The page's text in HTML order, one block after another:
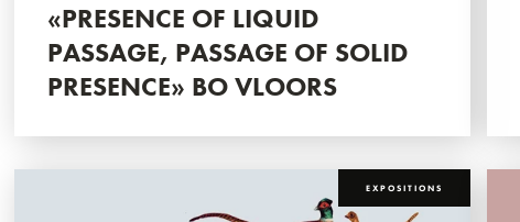
«PRESENCE OF LIQUID
PASSAGE, PASSAGE OF SOLID
PRESENCE» BO VLOORS
EXPOSITIONS